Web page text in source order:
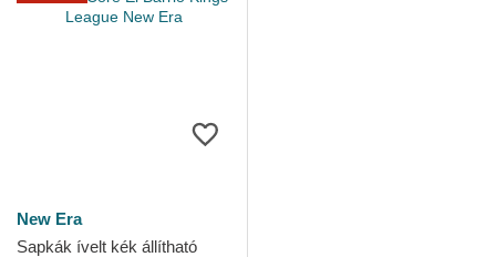
New Era
Sapkák ívelt kék állítható